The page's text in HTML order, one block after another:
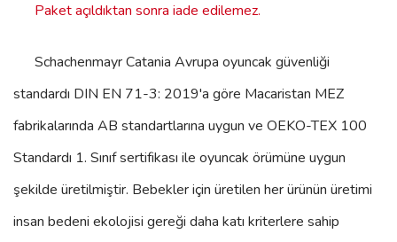
Paket açıldıktan sonra iade edilemez.
Schachenmayr Catania Avrupa oyuncak güvenliği
standardı DIN EN 71-3: 2019'a göre Macaristan MEZ
fabrikalarında AB standartlarına uygun ve OEKO-TEX 100
Standardı 1. Sınıf sertifikası ile oyuncak örümüne uygun
şekilde üretilmiştir. Bebekler için üretilen her ürünün üretimi
insan bedeni ekolojisi gereği daha katı kriterlere sahip